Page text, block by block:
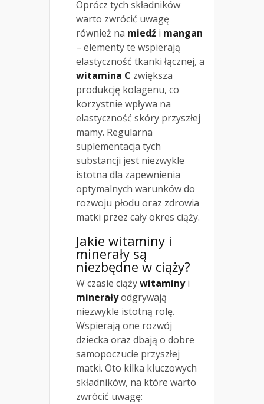
Oprócz tych składników
warto zwrócić uwagę
również na miedź i mangan
– elementy te wspierają
elastyczność tkanki łącznej, a
witamina C zwiększa
produkcję kolagenu, co
korzystnie wpływa na
elastyczność skóry przyszłej
mamy. Regularna
suplementacja tych
substancji jest niezwykle
istotna dla zapewnienia
optymalnych warunków do
rozwoju płodu oraz zdrowia
matki przez cały okres ciąży.
Jakie witaminy i
minerały są
niezbędne w ciąży?
W czasie ciążywitaminyi
minerałyodgrywają
niezwykle istotną rolę.
Wspierają one rozwój
dziecka oraz dbają o dobre
samopoczucie przyszłej
matki. Oto kilka kluczowych
składników, na które warto
zwrócić uwagę: